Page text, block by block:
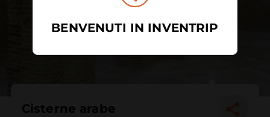
Cisterne arabe
BENVENUTI IN INVENTRIP